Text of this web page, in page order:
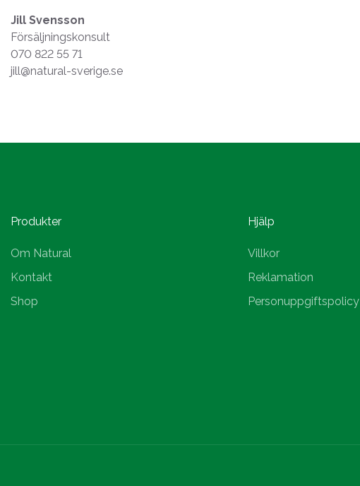
Jill Svensson
Försäljningskonsult
070 822 55 71
jill@natural-sverige.se
Produkter
Om Natural
Kontakt
Shop
Hjälp
Villkor
Reklamation
Personuppgiftspolicy